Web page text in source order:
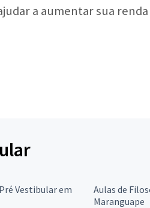
a aumentar sua renda
Vestibular em
Aulas de
Maranguape